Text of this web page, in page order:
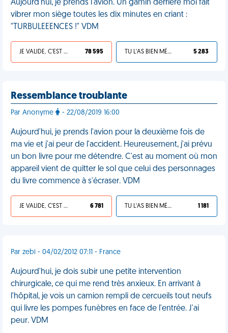
Aujourd'hui, je prends l'avion. Un gamin derrière moi fait
vibrer mon siège toutes les dix minutes en criant :
"TURBULEEENCES !" VDM
JE VALIDE, C'EST UNE VDM 78 595 TU L'AS BIEN MÉRITÉ 5 283
Ressemblance troublante
Par Anonyme - 22/08/2019 16:00
Aujourd'hui, je prends l'avion pour la deuxième fois de
ma vie et j'ai peur de l'accident. Heureusement, j'ai prévu
un bon livre pour me détendre. C'est au moment où mon
appareil vient de quitter le sol que celui des personnages
du livre commence à s'écraser. VDM
JE VALIDE, C'EST UNE VDM 6 781 TU L'AS BIEN MÉRITÉ 1 181
Par zebi - 04/02/2012 07:11 - France
Aujourd'hui, je dois subir une petite intervention
chirurgicale, ce qui me rend très anxieux. En arrivant à
l'hôpital, je vois un camion rempli de cercueils tout neufs
qui livre les pompes funèbres en face de l'entrée. J'ai
peur. VDM